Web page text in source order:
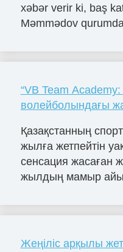
xəbər verir ki, baş
Məmmədov
“VB Team Academy:
волейболындағы
Қазақстанның
жылға жетпейтін
сенсация жасаған
жылдың мамыр
Жеңіліс арқылы